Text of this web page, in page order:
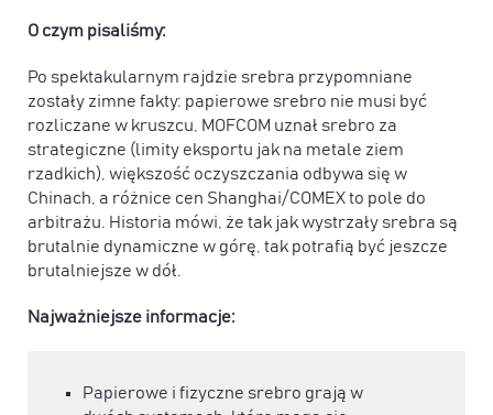
O czym pisaliśmy:
Po spektakularnym rajdzie srebra przypomniane
zostały zimne fakty: papierowe srebro nie musi być
rozliczane w kruszcu, MOFCOM uznał srebro za
strategiczne (limity eksportu jak na metale ziem
rzadkich), większość oczyszczania odbywa się w
Chinach, a różnice cen Shanghai/COMEX to pole do
arbitrażu. Historia mówi, że tak jak wystrzały srebra są
brutalnie dynamiczne w górę, tak potrafią być jeszcze
brutalniejsze w dół.
Najważniejsze informacje:
Papierowe i fizyczne srebro grają w